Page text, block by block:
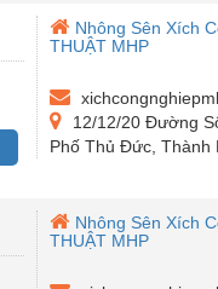
Nhông Sên Xích
THUẬT MHP
12/12/20 Đường
Phố Thủ Đức, Thành
Nhông Sên Xích
THUẬT MHP